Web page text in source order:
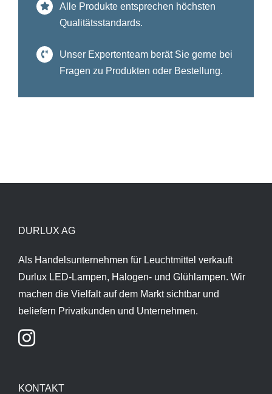
Alle Produkte entsprechen höchsten
Qualitätsstandards.
Unser Expertenteam berät Sie gerne bei
Fragen zu Produkten oder Bestellung.
DURLUX AG
Als Handelsunternehmen für Leuchtmittel verkauft
Durlux LED-Lampen, Halogen- und Glühlampen. Wir
machen die Vielfalt auf dem Markt sichtbar und
beliefern Privatkunden und Unternehmen.
KONTAKT